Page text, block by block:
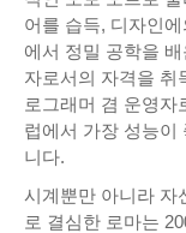
어를 습득, 디자인
에서 정밀 공학을
자로서의 자격을 취
로그래머 겸 운영자
럽에서 가장 성능이
니다.
시계뿐만 아니라 자
로 결심한 로마는